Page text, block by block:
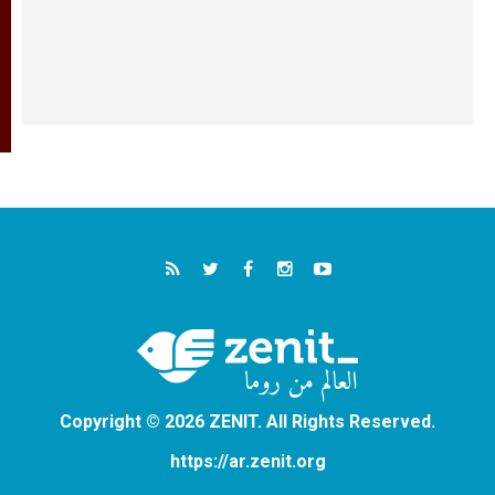
Copyright © 2026 ZENIT. All Rights Reserved.
https://ar.zenit.org